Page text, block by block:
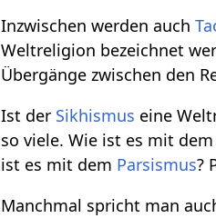
Inzwischen werden auch
Weltreligion bezeichnet
Übergänge zwischen den
Ist der Sikhismus eine
so viele. Wie ist es mit dem
ist es mit dem Parsismus?
Manchmal spricht man